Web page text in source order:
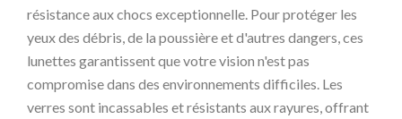
résistance aux chocs exceptionnelle. Pour protéger les
yeux des débris, de la poussière et d'autres dangers, ces
lunettes garantissent que votre vision n'est pas
compromise dans des environnements difficiles. Les
verres sont incassables et résistants aux rayures, offrant